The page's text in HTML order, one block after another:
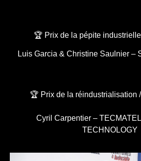
🏆 Prix de la pépite
Luis Garcia & Christine Saulnier –
🏆 Prix de la réindustrialisation
Cyril Carpentier –
TECHNOLOGY